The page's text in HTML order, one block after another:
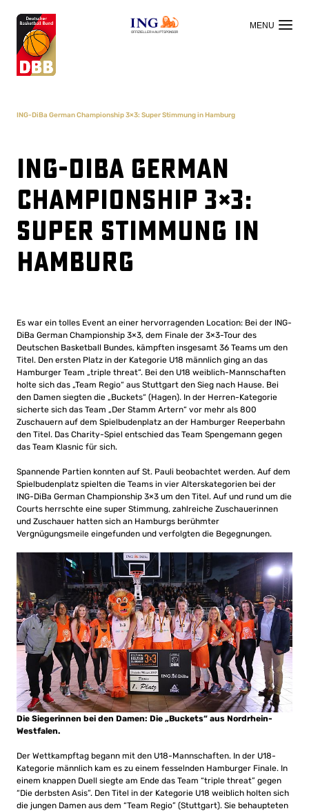
OFFIZIELLER HAUPTSPONSOR
ING-DiBa German Championship 3×3: Super Stimmung in Hamburg
ING-DiBa German
Championship 3×3:
Super Stimmung in
Hamburg
Es war ein tolles Event an einer hervorragenden Location: Bei der ING-
DiBa German Championship 3×3, dem Finale der 3×3-Tour des
Deutschen Basketball Bundes, kämpften insgesamt 36 Teams um den
Titel. Den ersten Platz in der Kategorie U18 männlich ging an das
Hamburger Team „triple threat“. Bei den U18 weiblich-Mannschaften
holte sich das „Team Regio“ aus Stuttgart den Sieg nach Hause. Bei
den Damen siegten die „Buckets“ (Hagen). In der Herren-Kategorie
sicherte sich das Team „Der Stamm Artern“ vor mehr als 800
Zuschauern auf dem Spielbudenplatz an der Hamburger Reeperbahn
den Titel. Das Charity-Spiel entschied das Team Spengemann gegen
das Team Klasnic für sich.
Spannende Partien konnten auf St. Pauli beobachtet werden. Auf dem
Spielbudenplatz spielten die Teams in vier Alterskategorien bei der
ING-DiBa German Championship 3×3 um den Titel. Auf und rund um die
Courts herrschte eine super Stimmung, zahlreiche Zuschauerinnen
und Zuschauer hatten sich an Hamburgs berühmter
Vergnügungsmeile eingefunden und verfolgten die Begegnungen.
Die Siegerinnen bei den Damen: Die „Buckets“ aus Nordrhein-
Westfalen.
Der Wettkampftag begann mit den U18-Mannschaften. In der U18-
Kategorie männlich kam es zu einem fesselnden Hamburger Finale. In
einem knappen Duell siegte am Ende das Team “triple threat” gegen
“Die derbsten Asis”. Den Titel in der Kategorie U18 weiblich holten sich
die jungen Damen aus dem “Team Regio” (Stuttgart). Sie behaupteten